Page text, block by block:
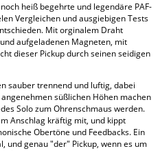
heiß begehrte und legendäre PAF-
Vergleichen und ausgiebigen Tests
Mit orginalem Draht
aufgeladenen Magneten, mit
dieser Pickup durch seinen seidigen
sauber trennend und luftig, dabei
süßlichen Höhen machen
Solo zum Ohrenschmaus werden.
Anschlag kräftig mit, und kippt
Obertöne und Feedbacks. Ein
und genau "der" Pickup, wenn es um